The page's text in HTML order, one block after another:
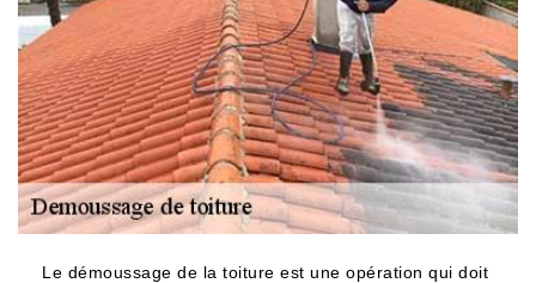
Le démoussage de la toiture est une opération qui doit